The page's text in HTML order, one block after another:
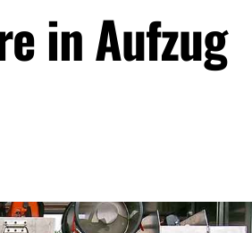
in Aufzug